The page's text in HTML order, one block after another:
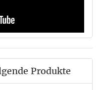
Produkte